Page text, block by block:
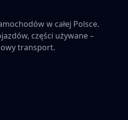
w całej Polsce.
części używane –
transport.